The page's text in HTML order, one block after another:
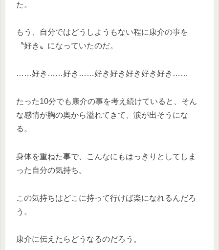
た。
もう、自分ではどうしようもない程に康介の事を
〝好き〟になっていたのだ。
……好き……好き……好き好き好き好き好き……
たった10分でも康介の事を考え続けていると、そん
な感情が胸の奥から溢れてきて、涙が出そうにな
る。
身体を重ねた事で、こんなにもはっきりとしてしま
った自分の気持ち。
この気持ちはどこに持って行けば楽になれるんだろ
う。
康介に伝えたらどうなるのだろう。